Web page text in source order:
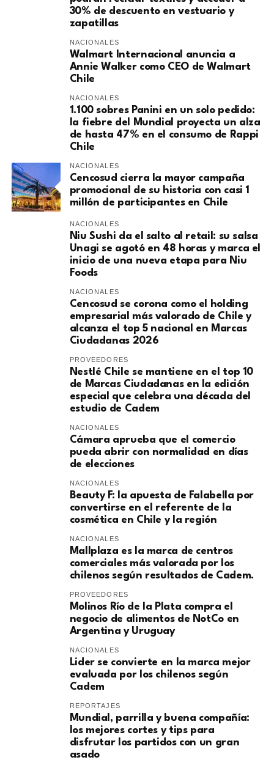
30% de descuento en vestuario y
zapatillas
NACIONALES
Walmart Internacional anuncia a
Annie Walker como CEO de Walmart
Chile
NACIONALES
1.100 sobres Panini en un solo pedido:
la fiebre del Mundial proyecta un alza
de hasta 47% en el consumo de Rappi
Chile
NACIONALES
Cencosud cierra la mayor campaña
promocional de su historia con casi 1
millón de participantes en Chile
NACIONALES
Niu Sushi da el salto al retail: su salsa
Unagi se agotó en 48 horas y marca el
inicio de una nueva etapa para Niu
Foods
NACIONALES
Cencosud se corona como el holding
empresarial más valorado de Chile y
alcanza el top 5 nacional en Marcas
Ciudadanas 2026
PROVEEDORES
Nestlé Chile se mantiene en el top 10
de Marcas Ciudadanas en la edición
especial que celebra una década del
estudio de Cadem
NACIONALES
Cámara aprueba que el comercio
pueda abrir con normalidad en días
de elecciones
NACIONALES
Beauty F: la apuesta de Falabella por
convertirse en el referente de la
cosmética en Chile y la región
NACIONALES
Mallplaza es la marca de centros
comerciales más valorada por los
chilenos según resultados de Cadem.
PROVEEDORES
Molinos Río de la Plata compra el
negocio de alimentos de NotCo en
Argentina y Uruguay
NACIONALES
Lider se convierte en la marca mejor
evaluada por los chilenos según
Cadem
REPORTAJES
Mundial, parrilla y buena compañía:
los mejores cortes y tips para
disfrutar los partidos con un gran
asado